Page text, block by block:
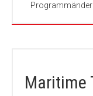
Maritime